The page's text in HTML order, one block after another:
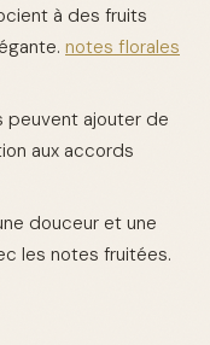
à des fruits
notes florales
peuvent ajouter de
aux accords
douceur et une
les notes fruitées.